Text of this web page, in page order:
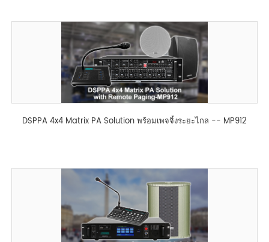
DSPPA 4x4 Matrix PA Solution พร้อมเพจจิ้งระยะไกล -- MP912